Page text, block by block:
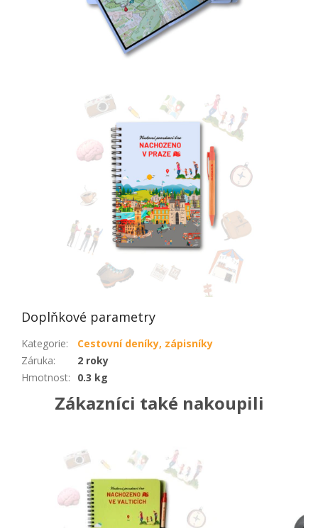
Doplňkové parametry
Kategorie:
Cestovní deníky, zápisníky
Záruka:
2 roky
Hmotnost: 0.3 kg
Zákazníci také nakoupili